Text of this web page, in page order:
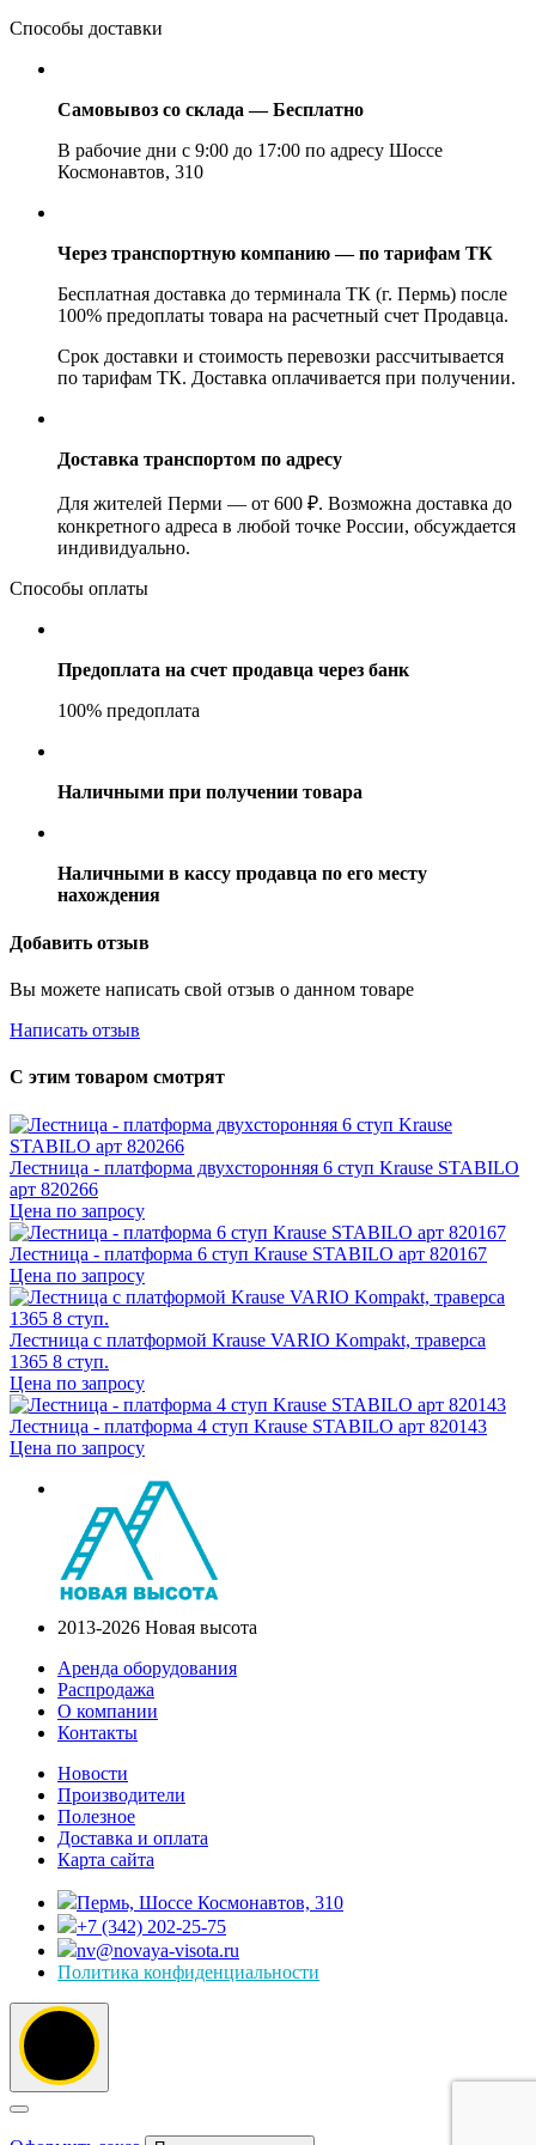
Способы доставки
Самовывоз со склада — Бесплатно
В рабочие дни с 9:00 до 17:00 по адресу Шоссе
Космонавтов, 310
Через транспортную компанию — по тарифам ТК
Бесплатная доставка до терминала ТК (г. Пермь) после
100% предоплаты товара на расчетный счет Продавца.
Срок доставки и стоимость перевозки рассчитывается
по тарифам ТК. Доставка оплачивается при получении.
Доставка транспортом по адресу
Для жителей Перми — от 600 ₽. Возможна доставка до
конкретного адреса в любой точке России, обсуждается
индивидуально.
Способы оплаты
Предоплата на счет продавца через банк
100% предоплата
Наличными при получении товара
Наличными в кассу продавца по его месту
нахождения
Добавить отзыв
Вы можете написать свой отзыв о данном товаре
Написать отзыв
С этим товаром смотрят
Лестница - платформа двухсторонняя 6 ступ Krause STABILO
арт 820266
Цена по запросу
Лестница - платформа 6 ступ Krause STABILO арт 820167
Цена по запросу
Лестница с платформой Krause VARIO Kompakt, траверса
1365 8 ступ.
Цена по запросу
Лестница - платформа 4 ступ Krause STABILO арт 820143
Цена по запросу
2013-2026 Новая высота
Аренда оборудования
Распродажа
О компании
Контакты
Новости
Производители
Полезное
Доставка и оплата
Карта сайта
Пермь, Шоссе Космонавтов, 310
+7 (342) 202-25-75
nv@novaya-visota.ru
Политика конфиденциальности